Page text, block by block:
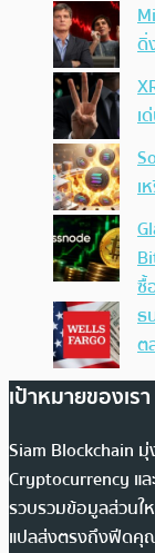
ดิ่
เ
เ
ซื้
ธ
ต
เป้าหมายของเรา
Siam Blockchain
Cryptocurrency แล
รวบรวมข้อมูลส่วนใ
แปลส่งตรงถึงฟีดคุ